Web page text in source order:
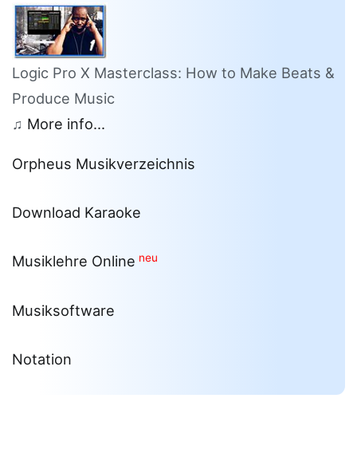
Logic Pro X Masterclass: How to Make Beats &
Produce Music
♫ More info...
Orpheus Musikverzeichnis
Download Karaoke
Musiklehre Online neu
Musiksoftware
Notation